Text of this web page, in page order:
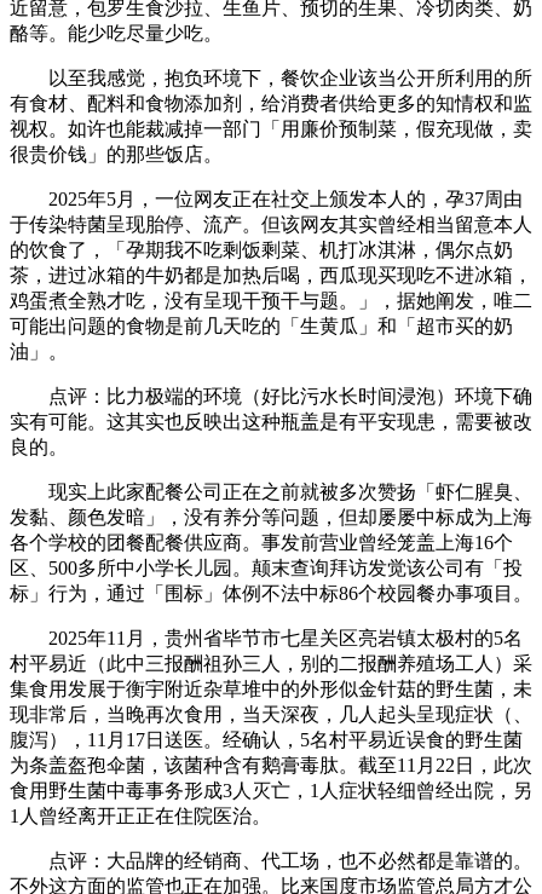
近留意，包罗生食沙拉、生鱼片、预切的生果、冷切肉类、奶
酪等。能少吃尽量少吃。
以至我感觉，抱负环境下，餐饮企业该当公开所利用的所
有食材、配料和食物添加剂，给消费者供给更多的知情权和监
视权。如许也能裁减掉一部门「用廉价预制菜，假充现做，卖
很贵价钱」的那些饭店。
2025年5月，一位网友正在社交上颁发本人的，孕37周由
于传染特菌呈现胎停、流产。但该网友其实曾经相当留意本人
的饮食了，「孕期我不吃剩饭剩菜、机打冰淇淋，偶尔点奶
茶，进过冰箱的牛奶都是加热后喝，西瓜现买现吃不进冰箱，
鸡蛋煮全熟才吃，没有呈现干预干与题。」，据她阐发，唯二
可能出问题的食物是前几天吃的「生黄瓜」和「超市买的奶
油」。
点评：比力极端的环境（好比污水长时间浸泡）环境下确
实有可能。这其实也反映出这种瓶盖是有平安现患，需要被改
良的。
现实上此家配餐公司正在之前就被多次赞扬「虾仁腥臭、
发黏、颜色发暗」，没有养分等问题，但却屡屡中标成为上海
各个学校的团餐配餐供应商。事发前营业曾经笼盖上海16个
区、500多所中小学长儿园。颠末查询拜访发觉该公司有「投
标」行为，通过「围标」体例不法中标86个校园餐办事项目。
2025年11月，贵州省毕节市七星关区亮岩镇太极村的5名
村平易近（此中三报酬祖孙三人，别的二报酬养殖场工人）采
集食用发展于衡宇附近杂草堆中的外形似金针菇的野生菌，未
现非常后，当晚再次食用，当天深夜，几人起头呈现症状（、
腹泻），11月17日送医。经确认，5名村平易近误食的野生菌
为条盖盔孢伞菌，该菌种含有鹅膏毒肽。截至11月22日，此次
食用野生菌中毒事务形成3人灭亡，1人症状轻细曾经出院，另
1人曾经离开正正在住院医治。
点评：大品牌的经销商、代工场，也不必然都是靠谱的。
不外这方面的监管也正在加强。比来国度市场监管总局方才公